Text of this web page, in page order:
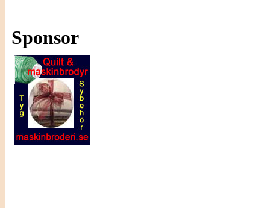
Sponsor